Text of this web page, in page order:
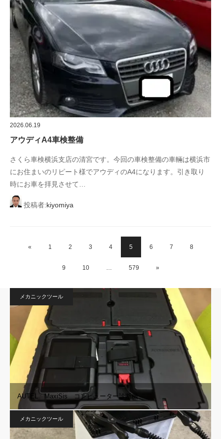
2026.06.19
アウディA4車検整備
さくら車検横浜支店の清宮です。今回の車検整備の車輛は横浜市
にお住まいのリピート様でアウディのA4になります。引き取り
時にお車を拝見させて…
投稿者:kiyomiya
« 1 2 3 4 5 6 7 8
9 10 … 579 »
メカニックツール
AUTEL MaxiSis コンピューター診断機
メカニックツール